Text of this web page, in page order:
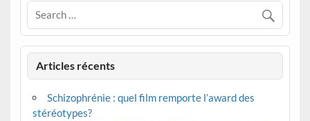
Articles récents
Schizophrénie : quel film remporte l’award des
stéréotypes?